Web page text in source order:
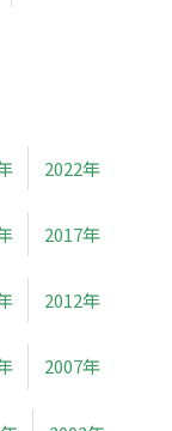
2022年
2017年
2012年
2007年